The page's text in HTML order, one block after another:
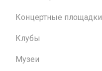
Концертные площадки
Клубы
Музеи